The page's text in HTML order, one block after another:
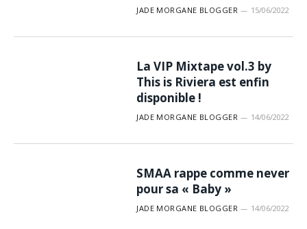
JADE MORGANE BLOGGER 15/06/2022
La VIP Mixtape vol.3 by
This is Riviera est enfin
disponible !
JADE MORGANE BLOGGER 14/06/2022
SMAA rappe comme never
pour sa « Baby »
JADE MORGANE BLOGGER 14/06/2022